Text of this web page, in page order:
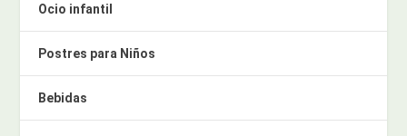
Ocio infantil
Postres para Niños
Bebidas